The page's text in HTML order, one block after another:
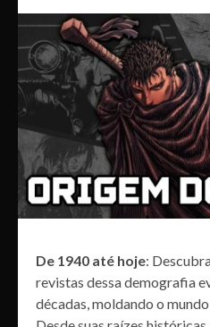
De 1940 até hoje:
revistas dessa demografia
décadas, moldando o